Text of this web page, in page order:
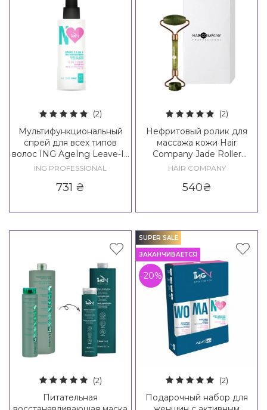
(2)
Мультифункциональный
спрей для всех типов
волос ING AgeIng Leave-In
12 in 1 Spray All Over Hair
ING PROFESSIONAL
731 ₴
(2)
Нефритовый ролик для
массажа кожи Hair
Company Jade Roller
Beauty Routine
HAIR COMPANY
540₴
(2)
Питательная
SUPER SALE
ЗАКАНЧИВАЕТСЯ
-20%
(2)
Подарочный набор для